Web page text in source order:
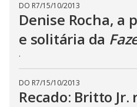
DO R7/15/10/2013
Denise Rocha, a
e solitária da
.
DO R7/15/10/2013
Recado: Britto Jr.